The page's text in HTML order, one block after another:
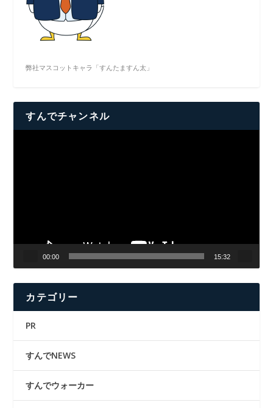
弊社マスコットキャラ「すんたますん太」
すんでチャンネル
00:00 15:32
カテゴリー
PR
すんでNEWS
すんでウォーカー